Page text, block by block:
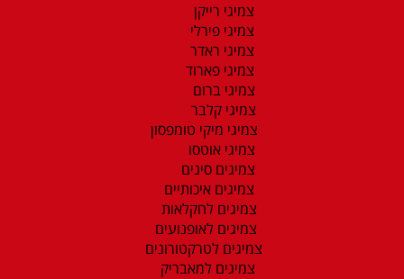
צמיגי רייקן
צמיגי פירלי
צמיגי ראדר
צמיגי פארוד
צמיגי ברום
צמיגי קלבר
צמיגי מיקי טומפסון
צמיגי אוטסו
צמיגים סינים
צמיגים איכותיים
צמיגים לחקלאות
צמיגים לאופנועים
צמיגים לטרקטורונים
צמיגים למאבריק